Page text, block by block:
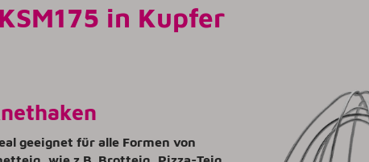
in Kupfer
geeignet für alle Formen von